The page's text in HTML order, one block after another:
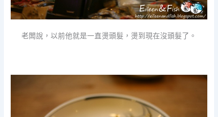
老闆說，以前他就是一直燙頭髮，燙到現在沒頭髮了。